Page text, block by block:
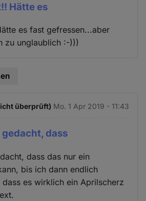
Hätte es
es fast gefressen...aber
zu unglaublich :-)))
überprüft) Mo. 1 Apr 2019 - 11:43
dass
dass das nur ein
bis ich dann endlich
es wirklich ein Aprilscherz